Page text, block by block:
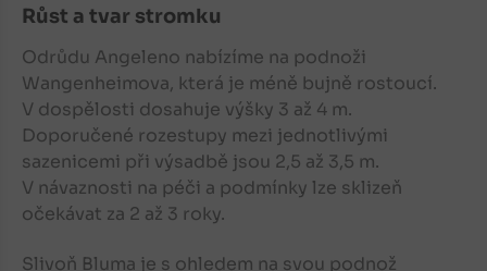
Růst a tvar stromku
Odrůdu Angeleno nabízíme na podnoži
Wangenheimova, která je méně bujně rostoucí.
V dospělosti dosahuje výšky 3 až 4 m.
Doporučené rozestupy mezi jednotlivými
sazenicemi při výsadbě jsou 2,5 až 3,5 m.
V návaznosti na péči a podmínky lze sklizeň
očekávat za 2 až 3 roky.
Slivoň Bluma je s ohledem na svou podnož